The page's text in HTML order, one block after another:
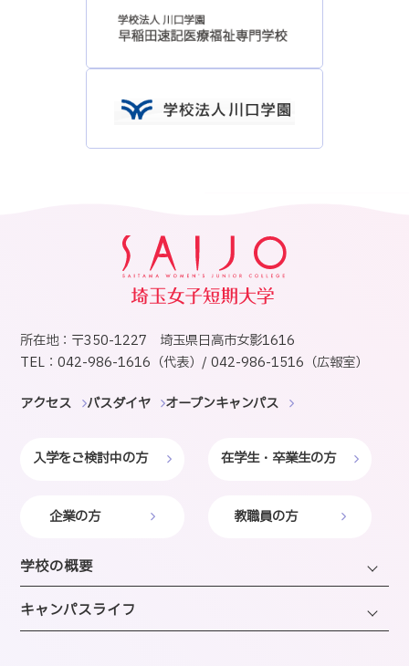
所在地：〒350-1227 埼玉県日高市女影1616
TEL：042-986-1616（代表）/ 042-986-1516（広報室）
アクセス バスダイヤ オープンキャンパス
入学をご検討中の方 在学生・卒業生の方
企業の方 教職員の方
学校の概要
学長・理事長挨拶
建学の精神・沿革・校歌
キャンパスライフ